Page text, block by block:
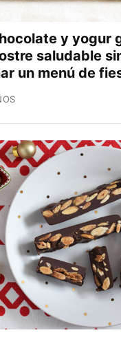
y yogur
saludable
un menú de